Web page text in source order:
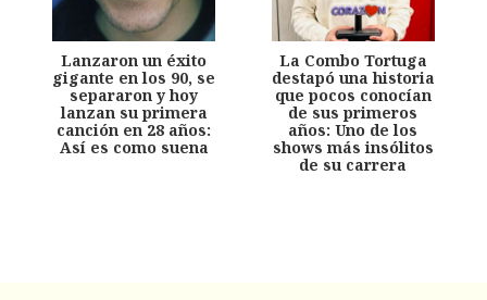
Lanzaron un éxito
gigante en los 90, se
separaron y hoy
lanzan su primera
canción en 28 años:
Así es como suena
La Combo Tortuga
destapó una historia
que pocos conocían
de sus primeros
años: Uno de los
shows más insólitos
de su carrera